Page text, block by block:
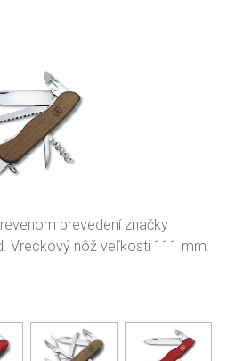
prevedení značky
Vreckový nôž veľkosti 111 mm.